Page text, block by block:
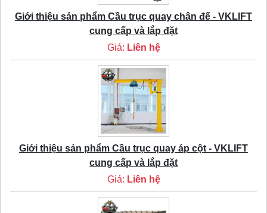
Giới thiệu sản phẩm Cầu trục quay chân đế - VKLIFT
cung cấp và lắp đặt
Giá: Liên hệ
Giới thiệu sản phẩm Cầu trục quay áp cột - VKLIFT
cung cấp và lắp đặt
Giá: Liên hệ